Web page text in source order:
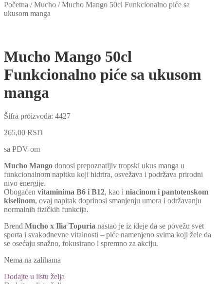
Početna /Mucho /Mucho Mango 50cl Funkcionalno piće sa
ukusom manga
Mucho Mango 50cl
Funkcionalno piće sa ukusom
manga
Šifra proizvoda: 4427
265,00 RSD
sa PDV-om
Mucho Mango donosi prepoznatljiv tropski ukus manga u
funkcionalnom napitku koji hidrira, osvežava i podržava prirodni
nivo energije.
Obogaćen vitaminima B6 i B12, kao i niacinom i pantotenskom
kiselinom, ovaj napitak doprinosi smanjenju umora i održavanju
normalnih fizičkih funkcija.
Brend Mucho x Ilia Topuria nastao je iz ideje da se povežu svet
sporta i svakodnevne vitalnosti – piće namenjeno svima koji žele da
se osećaju snažno, fokusirano i spremno za akciju.
Nema na zalihama
Dodajte u listu želja